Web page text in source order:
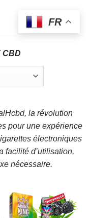
CBD
la révolution
pour une expérience
électroniques
facilité d’utilisation,
nécessaire.
FR